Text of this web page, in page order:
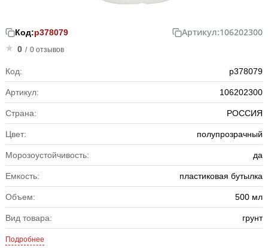
Код:р378079 Артикул:106202300
0 / 0 отзывов
Код: р378079
Артикул: 106202300
Страна: РОССИЯ
Цвет: полупрозрачный
Морозоустойчивость: да
Емкость: пластиковая бутылка
Объем: 500 мл
Вид товара: грунт
Подробнее